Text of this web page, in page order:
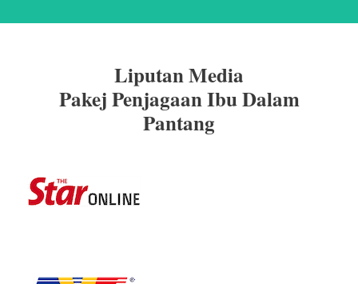
Liputan Media
Pakej Penjagaan Ibu Dalam
Pantang